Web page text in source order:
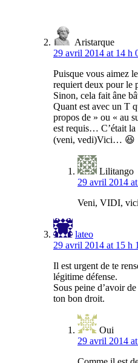
Aristarque
29 avril 2014 at 14 h
Puisque vous aimez
requiert deux pour le
Sinon, cela fait âne
Quant est avec un T
propos de » ou « au
est requis… C’était la
(veni, vedi)Vici… 😆
Lilitango
29 avril 2014
Veni, VIDI,
lateo
29 avril 2014 at 15 h
Il est urgent de te
légitime défense.
Sous peine d’avoir
ton bon droit.
Oui
29 avril 2014